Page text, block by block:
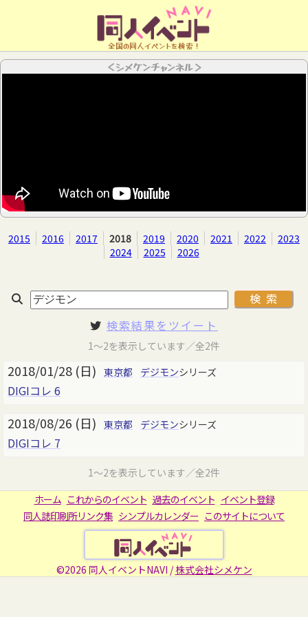
全国の同人イベントを検索！
＜シメケンチャンネル＞
2015 2016 2017 2018 2019 2020 2021 2022
2023
2024
2025 2026
検索結果をツイート
1～2を表示しています／全2件
2018/01/28 (日) 東京都 デジモンシリーズ
DIGIコレ 6
2018/08/26 (日) 東京都 デジモンシリーズ
DIGIコレ 7
1～2を表示しています／全2件
ホーム これからのイベント 過去のイベント イベント登録
同人誌印刷所リンク集 シンプルカレンダー このサイトについて
©2026 同人イベントNAVI /株式会社シメケン